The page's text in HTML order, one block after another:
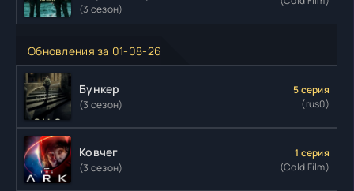
(3 сезон)
Обновления за 01-08-26
Бункер
(3 сезон)
5 серия
(rus0)
Ковчег
(3 сезон)
1 серия
(Cold Film)